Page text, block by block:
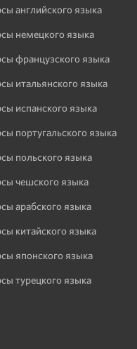
английского языка
немецкого языка
французского языка
итальянского языка
испанского языка
португальского языка
польского языка
чешского языка
арабского языка
китайского языка
японского языка
турецкого языка